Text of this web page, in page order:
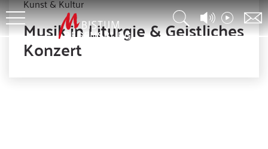
Kunst & Kultur
Musik in Liturgie & Geistliches
Konzert